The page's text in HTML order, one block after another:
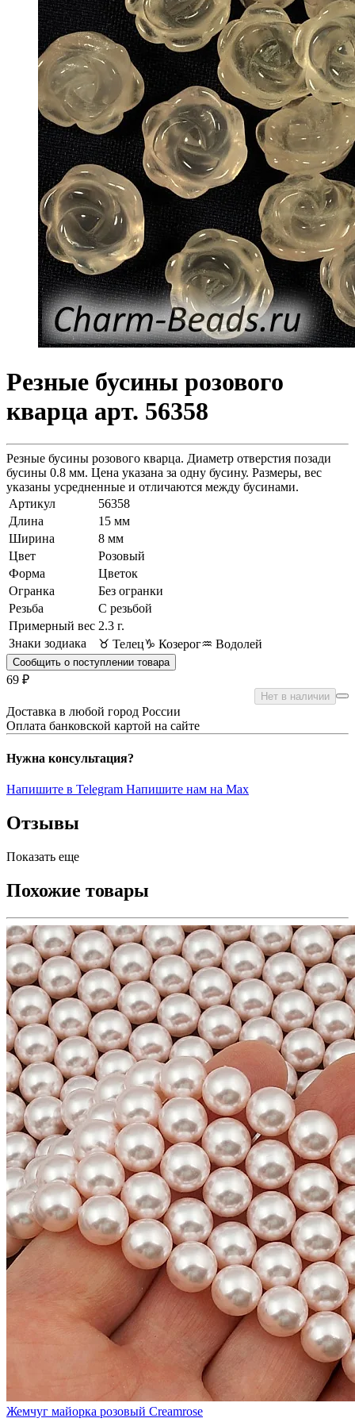
Резные бусины розового
кварца арт. 56358
Резные бусины розового кварца. Диаметр отверстия позади
бусины 0.8 мм. Цена указана за одну бусину. Размеры, вес
указаны усредненные и отличаются между бусинами.
Артикул
56358
Длина
15 мм
Ширина
8 мм
Цвет
Розовый
Форма
Цветок
Огранка
Без огранки
Резьба
С резьбой
Примерный вес 2.3 г.
Знаки зодиака
♉ Телец♑ Козерог♒ Водолей
Сообщить о поступлении товара
69 ₽
Нет в наличии
Доставка в любой город России
Оплата банковской картой на сайте
Нужна консультация?
Напишите в Telegram Напишите нам на Max
Отзывы
Показать еще
Похожие товары
Жемчуг майорка розовый Creamrose